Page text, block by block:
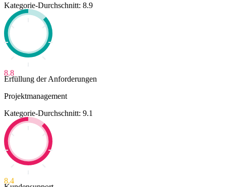
Kategorie-Durchschnitt: 8.9
8.8
Erfüllung der Anforderungen
Projektmanagement
Kategorie-Durchschnitt: 9.1
8.4